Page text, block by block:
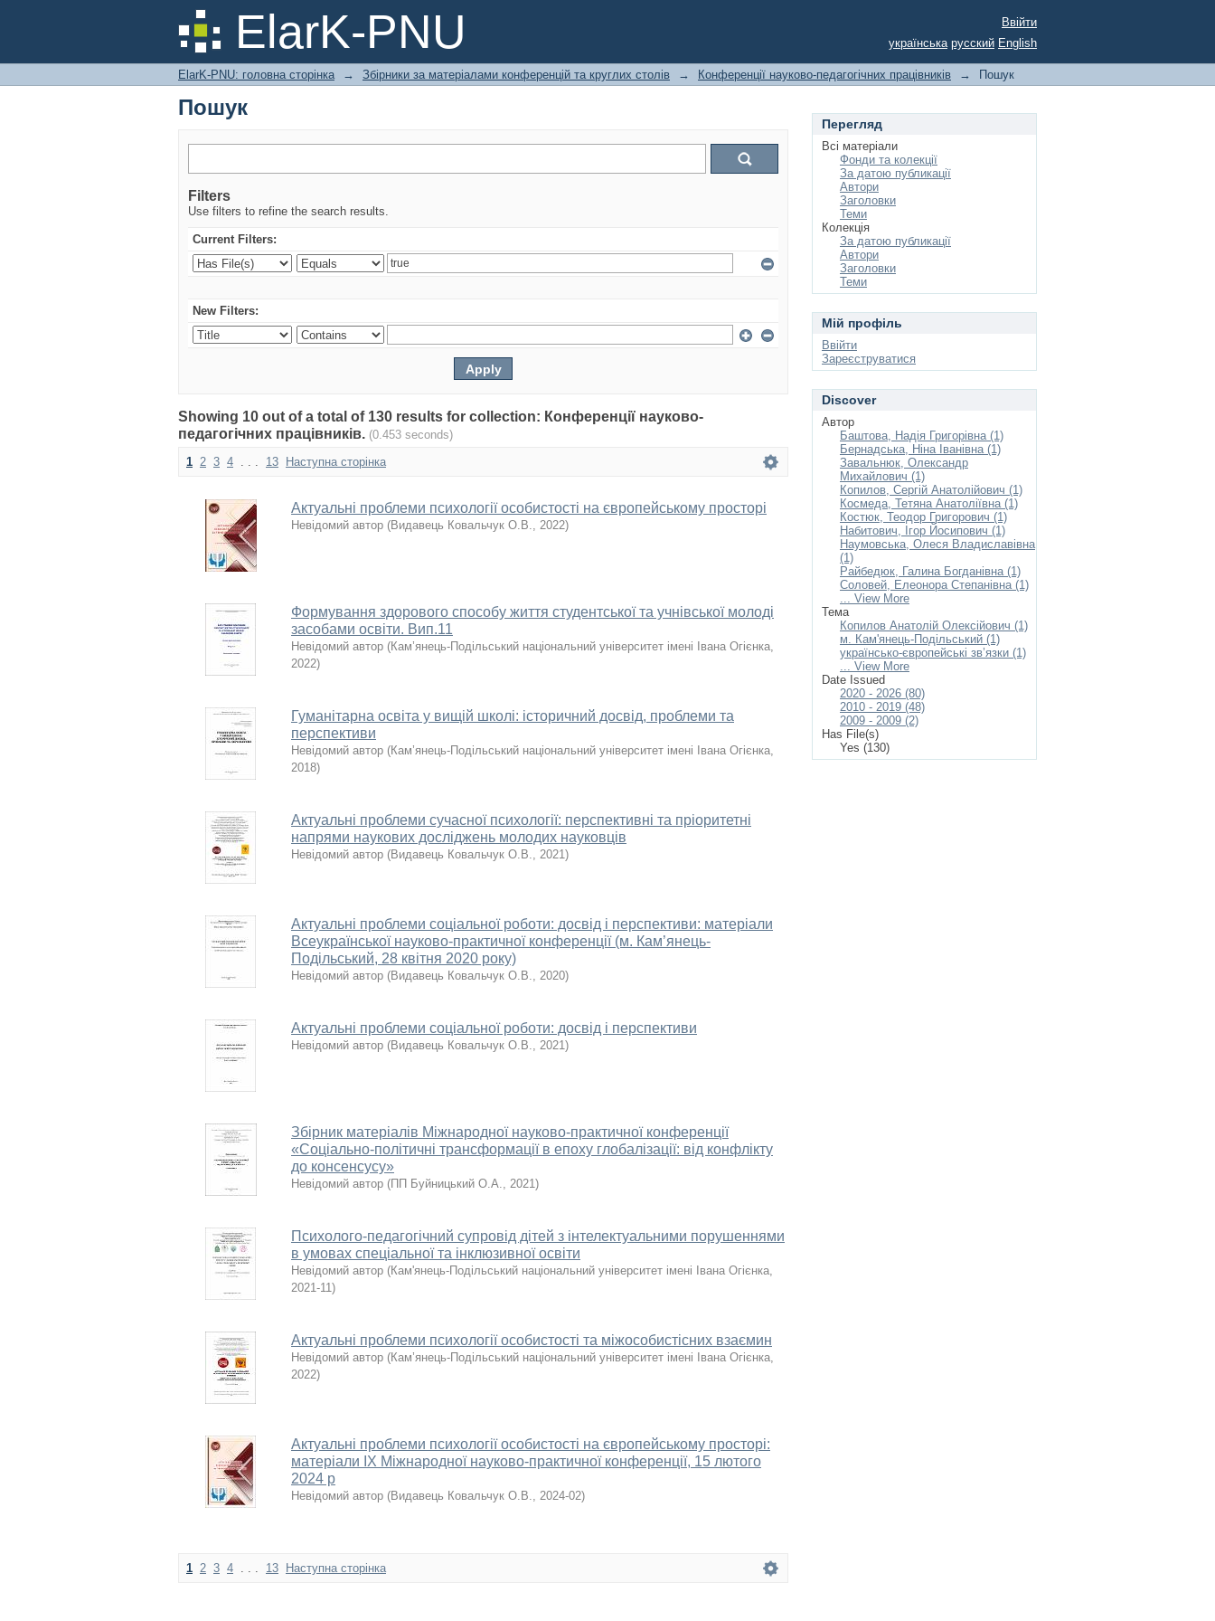
ElarK-PNU
Пошук
Ввійти
українська русский English
ElarK-PNU: головна сторінка → Збірники за матеріалами конференцій та круглих столів → Конференції науково-педагогічних працівників → Пошук
Пошук
Filters
Use filters to refine the search results.
Current Filters:
New Filters:
Showing 10 out of a total of 130 results for collection: Конференції науково-
педагогічних працівників. (0.453 seconds)
1 2 3 4 . . . 13 Наступна сторінка
Актуальні проблеми психології особистості на європейському просторі
Невідомий автор (Видавець Ковальчук О.В., 2022)
Формування здорового способу життя студентсь­кої та учнівсь­кої молоді
засобами освіти. Вип.11
Невідомий автор (Кам’янець-Подільський національний університет імені Івана Огієнка,
2022)
Гуманітарна освіта у вищій школі: історичний досвід, проблеми та
перспективи
Невідомий автор (Кам’янець-Подільський національний університет імені Івана Огієнка,
2018)
Актуальні проблеми сучасної психології: перспективні та пріоритетні
напрями наукових досліджень молодих науковців
Невідомий автор (Видавець Ковальчук О.В., 2021)
Актуальні проблеми соціальної роботи: досвід і перспективи: матеріали
Всеукраїнської науково-практичної конференції (м. Кам’янець-
Подільський, 28 квітня 2020 року)
Невідомий автор (Видавець Ковальчук О.В., 2020)
Актуальні проблеми соціальної роботи: досвід і перспективи
Невідомий автор (Видавець Ковальчук О.В., 2021)
Збірник матеріалів Міжнародної науково-практичної конференції
«Соціально-політичні трансформації в епоху глобалізації: від конфлікту
до консенсусу»
Невідомий автор (ПП Буйницький О.А., 2021)
Психолого-педагогічний супровід дітей з інтелектуальними порушеннями
в умовах спеціальної та інклюзивної освіти
Невідомий автор (Кам'янець-Подільський національний університет імені Івана Огієнка,
2021-11)
Актуальні проблеми психології особистості та міжособистісних взаємин
Невідомий автор (Кам’янець-Подільський національний університет імені Івана Огієнка,
2022)
Актуальні проблеми психології особистості на європейському просторі:
матеріали IX Міжнародної науково-практичної конференції, 15 лютого
2024 р
Невідомий автор (Видавець Ковальчук О.В., 2024-02)
1 2 3 4 . . . 13 Наступна сторінка
Перегляд
Всі матеріали
Фонди та колекції
За датою публикації
Автори
Заголовки
Теми
Колекція
За датою публикації
Автори
Заголовки
Теми
Мій профіль
Ввійти
Зареєструватися
Discover
Автор
Баштова, Надія Григорівна (1)
Бернадська, Ніна Іванівна (1)
Завальнюк, Олександр
Михайлович (1)
Копилов, Сергій Анатолійович (1)
Космеда, Тетяна Анатоліївна (1)
Костюк, Теодор Григорович (1)
Набитович, Ігор Йосипович (1)
Наумовська, Олеся Владиславівна
(1)
Райбедюк, Галина Богданівна (1)
Соловей, Елеонора Степанівна (1)
... View More
Тема
Копилов Анатолій Олексійович (1)
м. Кам'янець-Подільський (1)
українсько-європейські зв’язки (1)
... View More
Date Issued
2020 - 2026 (80)
2010 - 2019 (48)
2009 - 2009 (2)
Has File(s)
Yes (130)